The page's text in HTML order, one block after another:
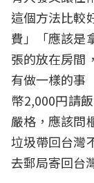
這個方法比較
費」「應該是
張的放在房間
有做一樣的事
幣2,000円請
嚴格，應該問
垃圾帶回台灣
去郵局寄回台